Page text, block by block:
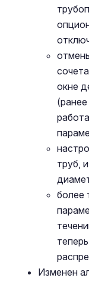
окне
труб,
более
Изменен